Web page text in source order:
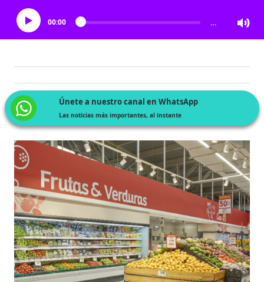
00:00 …
Únete a nuestro canal en WhatsApp
Las noticias más importantes, al instante